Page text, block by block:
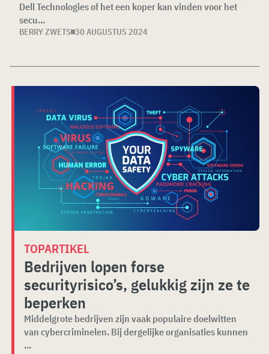
Dell Technologies of het een koper kan vinden voor het
secu...
BERRY ZWETS 30 AUGUSTUS 2024
TOPARTIKEL
Bedrijven lopen forse
securityrisico’s, gelukkig zijn ze te
beperken
Middelgrote bedrijven zijn vaak populaire doelwitten
van cybercriminelen. Bij dergelijke organisaties kunnen
...